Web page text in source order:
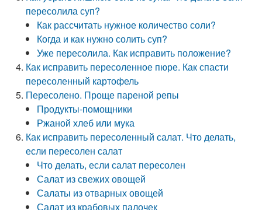
пересолила суп?
Как рассчитать нужное количество соли?
Когда и как нужно солить суп?
Уже пересолила. Как исправить положение?
Как исправить пересоленное пюре. Как спасти
пересоленный картофель
Пересолено. Проще пареной репы
Продукты-помощники
Ржаной хлеб или мука
Как исправить пересоленный салат. Что делать,
если пересолен салат
Что делать, если салат пересолен
Салат из свежих овощей
Салаты из отварных овощей
Салат из крабовых палочек